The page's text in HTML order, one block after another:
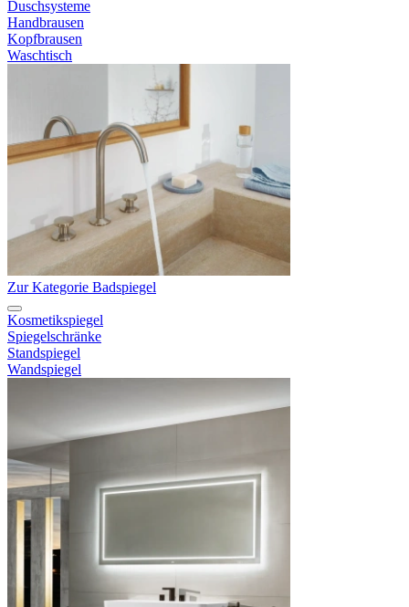
Duschsysteme
Handbrausen
Kopfbrausen
Waschtisch
Zur Kategorie Badspiegel
Kosmetikspiegel
Spiegelschränke
Standspiegel
Wandspiegel